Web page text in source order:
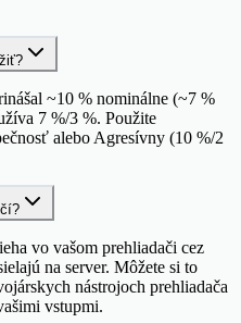
~10 % nominálne (~7 %
7 %/3 %. Použite
alebo Agresívny (10 %/2
vo vašom prehliadači cez
na server. Môžete si to
nástrojoch prehliadača
vstupmi.